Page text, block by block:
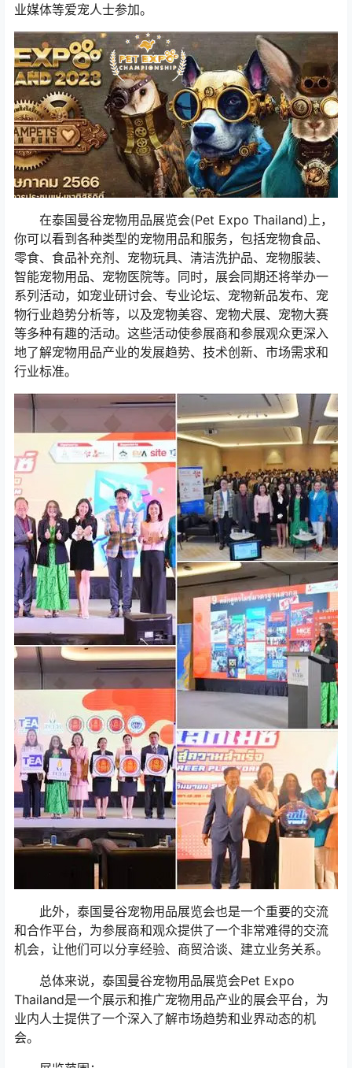
业媒体等爱宠人士参加。
在泰国曼谷宠物用品展览会(Pet Expo Thailand)上，
你可以看到各种类型的宠物用品和服务，包括宠物食品、
零食、食品补充剂、宠物玩具、清洁洗护品、宠物服装、
智能宠物用品、宠物医院等。同时，展会同期还将举办一
系列活动，如宠业研讨会、专业论坛、宠物新品发布、宠
物行业趋势分析等，以及宠物美容、宠物犬展、宠物大赛
等多种有趣的活动。这些活动使参展商和参展观众更深入
地了解宠物用品产业的发展趋势、技术创新、市场需求和
行业标准。
此外，泰国曼谷宠物用品展览会也是一个重要的交流
和合作平台，为参展商和观众提供了一个非常难得的交流
机会，让他们可以分享经验、商贸洽谈、建立业务关系。
总体来说，泰国曼谷宠物用品展览会Pet Expo
Thailand是一个展示和推广宠物用品产业的展会平台，为
业内人士提供了一个深入了解市场趋势和业界动态的机
会。